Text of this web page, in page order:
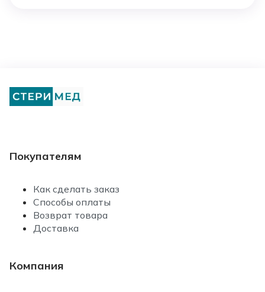
Покупателям
Как сделать заказ
Способы оплаты
Возврат товара
Доставка
Компания